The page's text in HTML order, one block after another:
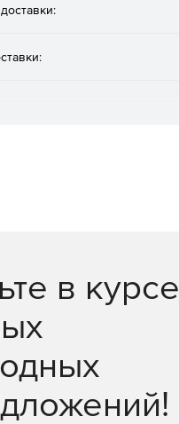
в курсе